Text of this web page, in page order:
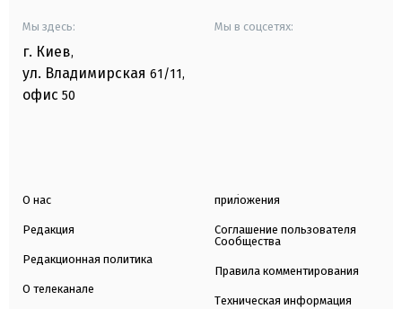
Мы здесь:
г. Киев,
ул. Владимирская 61/11,
офис 50
Мы в соцсетях:
О нас
Редакция
Редакционная политика
О телеканале
приложения
Соглашение пользователя
Сообщества
Правила комментирования
Техническая информация